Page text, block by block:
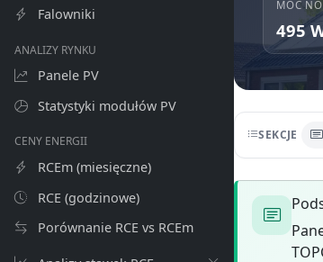
Falowniki
ANALIZY RYNKU
Panele PV
Statystyki modułów PV
CENY ENERGII
RCEm (miesięczne)
RCE (godzinowe)
Porównanie RCE vs RCEm
MOC
495
SEKCJE